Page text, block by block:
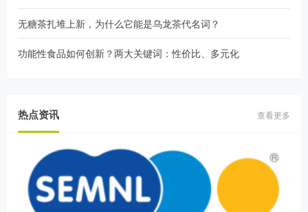
无糖茶扎堆上新，为什么它能是乌龙茶代名词？
功能性食品如何创新？两大关键词：性价比、多元化
热点资讯 查看更多